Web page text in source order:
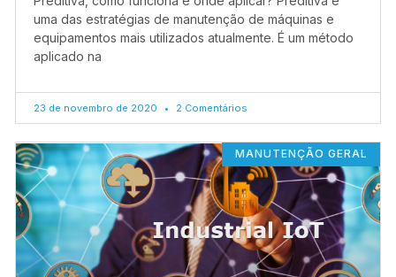
uma das estratégias de manutenção de máquinas e
equipamentos mais utilizados atualmente. É um método
aplicado na
23 de novembro de 2020 2 Comentários
MANUTENÇÃO GERAL